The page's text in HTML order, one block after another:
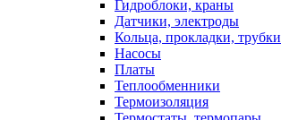
Гидроблоки, краны
Датчики, электроды
Кольца, прокладки, трубки
Насосы
Платы
Теплообменники
Термоизоляция